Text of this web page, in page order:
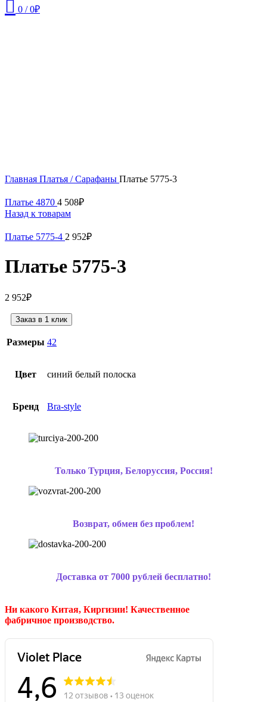
0 / 0₽
Главная Платья / Сарафаны Платье 5775-3
Платье 4870 4 508₽
Назад к товарам
Платье 5775-4 2 952₽
Платье 5775-3
2 952₽
Заказ в 1 клик
Размеры 42
Цвет синий белый полоска
Бренд Bra-style
Только Турция, Белоруссия, Россия!
Возврат, обмен без проблем!
Доставка от 7000 рублей бесплатно!
Ни какого Китая, Киргизии! Качественное
фабричное производство.